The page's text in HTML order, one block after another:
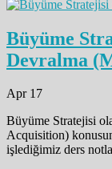
Büyüme
Devralma
Apr 17
Büyüme Stratejisi
Acquisition)
işlediğimiz ders